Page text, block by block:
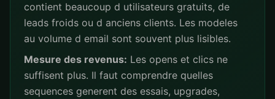
contient beaucoup d utilisateurs gratuits, de
leads froids ou d anciens clients. Les modeles
au volume d email sont souvent plus lisibles.
Mesure des revenus: Les opens et clics ne
suffisent plus. Il faut comprendre quelles
sequences generent des essais, upgrades,